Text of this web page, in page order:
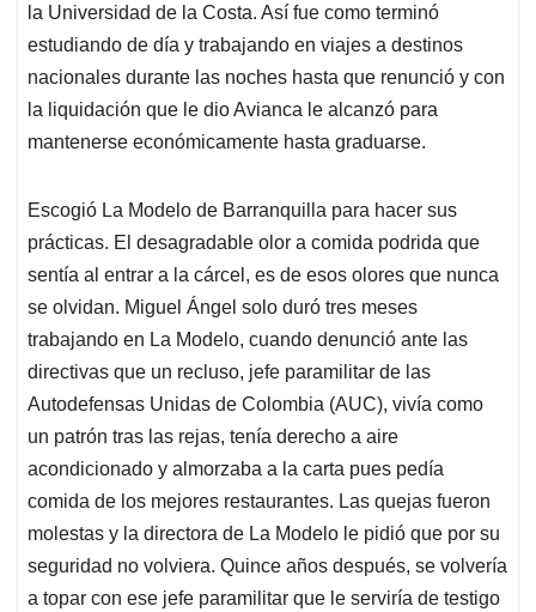
la Universidad de la Costa. Así fue como terminó
estudiando de día y trabajando en viajes a destinos
nacionales durante las noches hasta que renunció y con
la liquidación que le dio Avianca le alcanzó para
mantenerse económicamente hasta graduarse.
Escogió La Modelo de Barranquilla para hacer sus
prácticas. El desagradable olor a comida podrida que
sentía al entrar a la cárcel, es de esos olores que nunca
se olvidan. Miguel Ángel solo duró tres meses
trabajando en La Modelo, cuando denunció ante las
directivas que un recluso, jefe paramilitar de las
Autodefensas Unidas de Colombia (AUC), vivía como
un patrón tras las rejas, tenía derecho a aire
acondicionado y almorzaba a la carta pues pedía
comida de los mejores restaurantes. Las quejas fueron
molestas y la directora de La Modelo le pidió que por su
seguridad no volviera. Quince años después, se volvería
a topar con ese jefe paramilitar que le serviría de testigo